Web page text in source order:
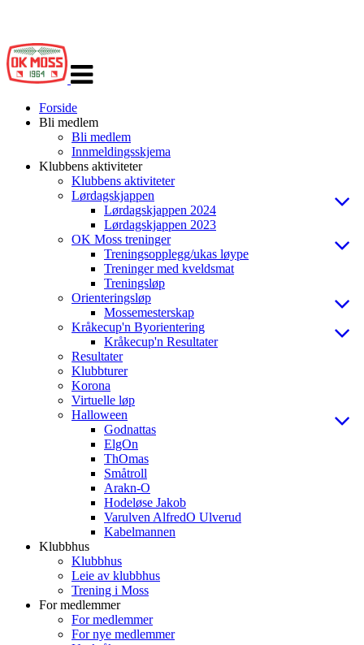
navigasjon
Forside
Bli medlem
Bli medlem
Innmeldingsskjema
Klubbens aktiviteter
Klubbens aktiviteter
Lørdagskjappen
Lørdagskjappen 2024
Lørdagskjappen 2023
OK Moss treninger
Treningsopplegg/ukas løype
Treninger med kveldsmat
Treningsløp
Orienteringsløp
Mossemesterskap
Kråkecup'n Byorientering
Kråkecup'n Resultater
Resultater
Klubbturer
Korona
Virtuelle løp
Halloween
Godnattas
ElgOn
ThOmas
Småtroll
Arakn-O
Hodeløse Jakob
Varulven AlfredO Ulverud
Kabelmannen
Klubbhus
Klubbhus
Leie av klubbhus
Trening i Moss
For medlemmer
For medlemmer
For nye medlemmer